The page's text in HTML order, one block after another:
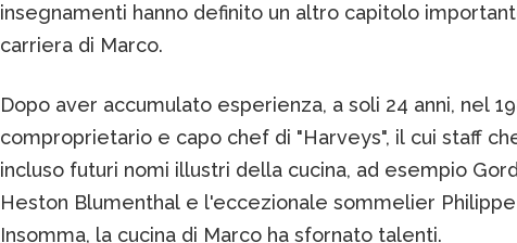
insegnamenti hanno definito un altro capitolo
carriera di Marco.
Dopo aver accumulato esperienza, a soli 24 anni, nel
comproprietario e capo chef di "Harveys", il cui staff
incluso futuri nomi illustri della cucina, ad esempio
Heston Blumenthal e l'eccezionale sommelier Philippe
Insomma, la cucina di Marco ha sfornato talenti.